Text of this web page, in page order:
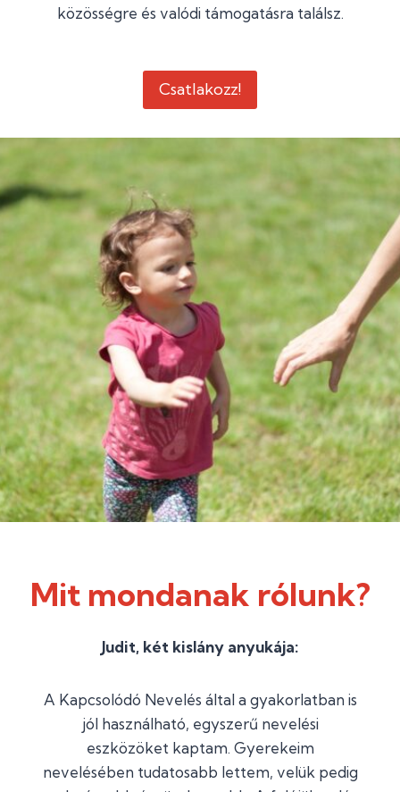
közösségre és valódi támogatásra találsz.
Csatlakozz!
Mit mondanak rólunk?
Judit, két kislány anyukája:
A Kapcsolódó Nevelés által a gyakorlatban is
jól használható, egyszerű nevelési
eszközöket kaptam. Gyerekeim
nevelésében tudatosabb lettem, velük pedig